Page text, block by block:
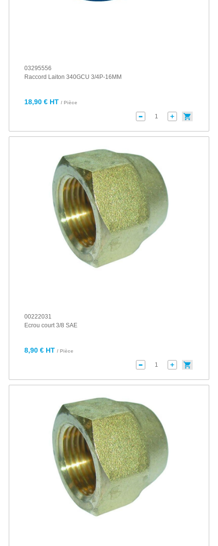
03295556
Raccord Laiton 340GCU 3/4P-16MM
18,90 € HT / Pièce
00222031
Ecrou court 3/8 SAE
8,90 € HT / Pièce